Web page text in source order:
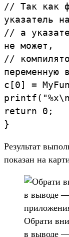
// Так как
указатель
// а
не может,
//
переменную
c [0] =
printf( "%x\n
return
0 ;
}
Ре­зуль­тат
показан на
Об­рати
в выводе